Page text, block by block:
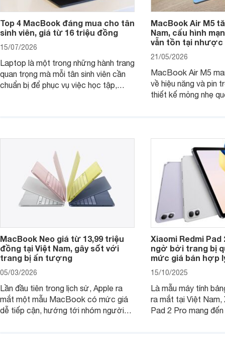
Top 4 MacBook đáng mua cho tân
sinh viên, giá từ 16 triệu đồng
15/07/2026
Laptop là một trong những hành trang
quan trọng mà mỗi tân sinh viên cần
chuẩn bị để phục vụ việc học tập,
MacBook đáng cân nhắc dành cho
MacBook Air M5
Nam, cấu hình
vẫn tồn tại nhược
21/05/2026
MacBook Air M5
về hiệu năng và pin
thiết kế mỏng nhẹ
MacBook Neo giá từ 13,99 triệu
đồng tại Việt Nam, gây sốt với
trang bị ấn tượng
05/03/2026
Lần đầu tiên trong lịch sử, Apple ra
mắt một mẫu MacBook có mức giá
dễ tiếp cận, hướng tới nhóm người
Xiaomi Redmi Pad
ngờ bởi trang bị
mức giá bán hợp
15/10/2025
Là mẫu máy tính
ra mắt tại Việt Nam,
Pad 2 Pro mang